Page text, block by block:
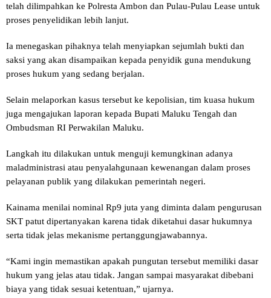
telah dilimpahkan ke Polresta Ambon dan Pulau-Pulau Lease untuk
proses penyelidikan lebih lanjut.
Ia menegaskan pihaknya telah menyiapkan sejumlah bukti dan
saksi yang akan disampaikan kepada penyidik guna mendukung
proses hukum yang sedang berjalan.
Selain melaporkan kasus tersebut ke kepolisian, tim kuasa hukum
juga mengajukan laporan kepada Bupati Maluku Tengah dan
Ombudsman RI Perwakilan Maluku.
Langkah itu dilakukan untuk menguji kemungkinan adanya
maladministrasi atau penyalahgunaan kewenangan dalam proses
pelayanan publik yang dilakukan pemerintah negeri.
Kainama menilai nominal Rp9 juta yang diminta dalam pengurusan
SKT patut dipertanyakan karena tidak diketahui dasar hukumnya
serta tidak jelas mekanisme pertanggungjawabannya.
“Kami ingin memastikan apakah pungutan tersebut memiliki dasar
hukum yang jelas atau tidak. Jangan sampai masyarakat dibebani
biaya yang tidak sesuai ketentuan,” ujarnya.